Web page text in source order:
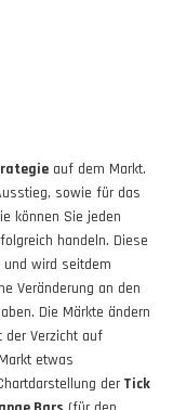
auf dem Markt.
sowie für das
können Sie jeden
handeln. Diese
wird seitdem
Veränderung an den
Die Märkte ändern
der Verzicht auf
etwas
derTick